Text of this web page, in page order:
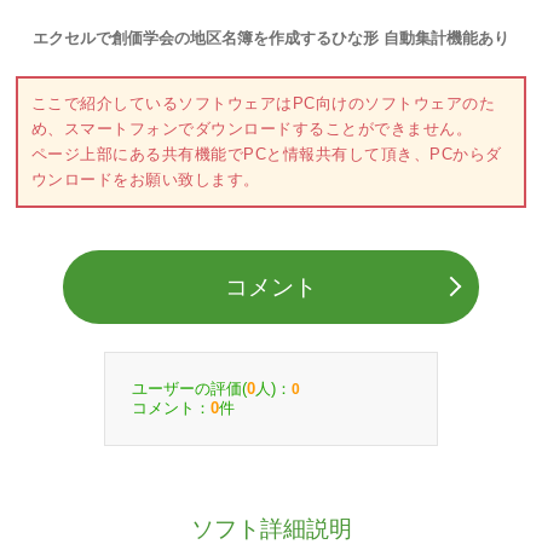
エクセルで創価学会の地区名簿を作成するひな形 自動集計機能あり
ここで紹介しているソフトウェアはPC向けのソフトウェアのた
め、スマートフォンでダウンロードすることができません。
ページ上部にある共有機能でPCと情報共有して頂き、PCからダ
ウンロードをお願い致します。
コメント
ユーザーの評価(0 人)： 0
コメント： 0件
ソフト詳細説明